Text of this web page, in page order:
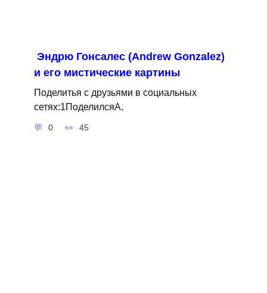
Эндрю Гонсалес (Andrew Gonzalez)
и его мистические картины
Поделитья с друзьями в социальных
сетях:1ПоделилсяA.
0 45